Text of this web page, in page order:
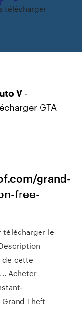
télécharger
V-
GTA
grand-
free-
télécharger le
de cette
Acheter
Grand Theft